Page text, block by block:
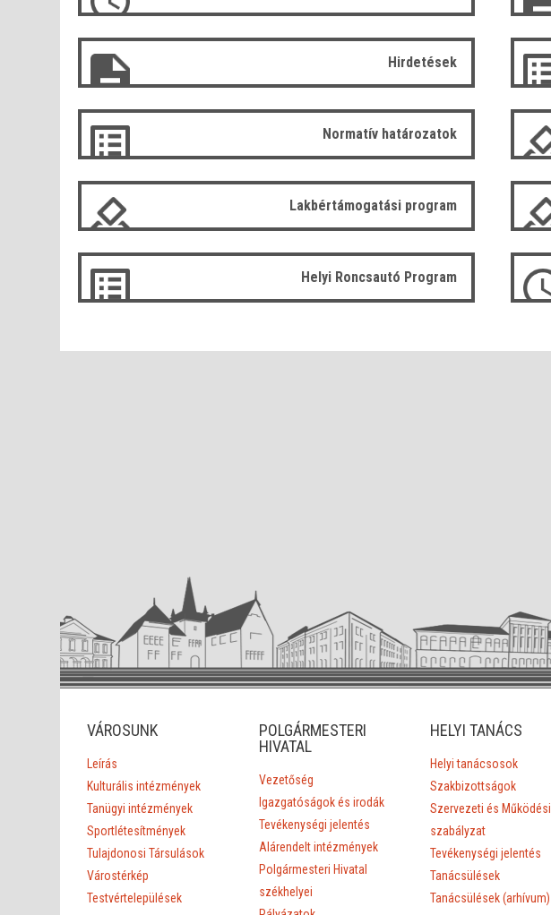
Hirdetések
Normatív határozatok
Lakbértámogatási program
Helyi Roncsautó Program
VÁROSUNK
Leírás
Kulturális intézmények
Tanügyi intézmények
Sportlétesítmények
Tulajdonosi Társulások
Várostérkép
Testvértelepülések
POLGÁRMESTERI
HIVATAL
Vezetőség
Igazgatóságok és irodák
Tevékenységi jelentés
Alárendelt intézmények
Polgármesteri Hivatal
székhelyei
HELYI TANÁCS
Helyi tanácsosok
Szakbizottságok
Szervezeti és Működési
szabályzat
Tevékenységi jelentés
Tanácsülések
Tanácsülések (arhívum)